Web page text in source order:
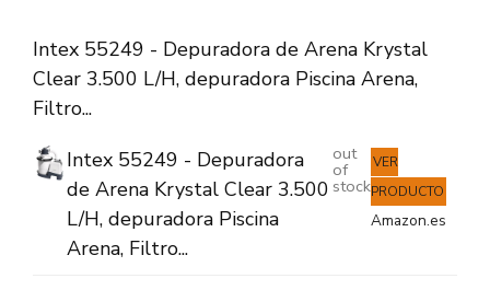
Intex 55249 - Depuradora de Arena Krystal
Clear 3.500 L/H, depuradora Piscina Arena,
Filtro...
Intex 55249 - Depuradora
de Arena Krystal Clear 3.500
L/H, depuradora Piscina
Arena, Filtro...
out
of
stock
VER
PRODUCTO
Amazon.es